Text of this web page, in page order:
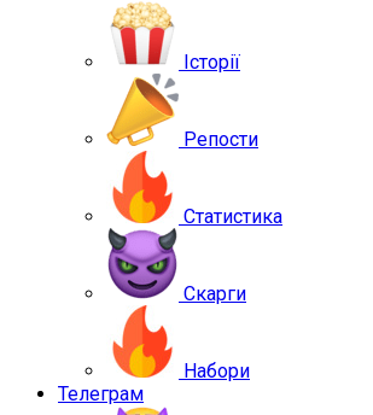
Історії
Репости
Статистика
Скарги
Набори
Телеграм